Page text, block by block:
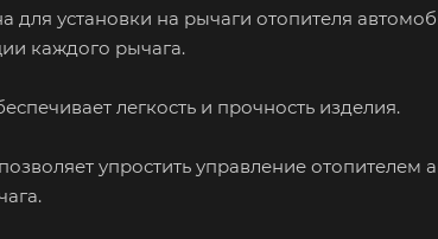
для установки на рычаги отопителя
каждого рычага.
легкость и прочность изделия.
упростить управление отопителем